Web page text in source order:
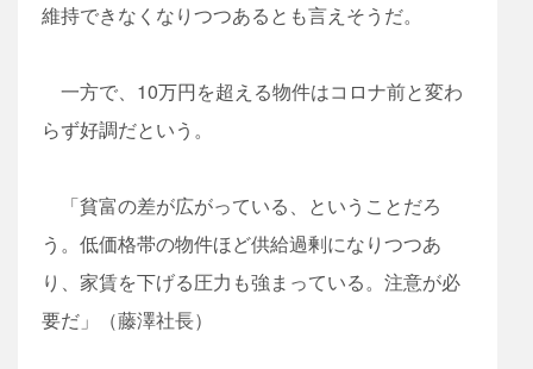
維持できなくなりつつあるとも言えそうだ。
一方で、10万円を超える物件はコロナ前と変わ
らず好調だという。
「貧富の差が広がっている、ということだろ
う。低価格帯の物件ほど供給過剰になりつつあ
り、家賃を下げる圧力も強まっている。注意が必
要だ」（藤澤社長）